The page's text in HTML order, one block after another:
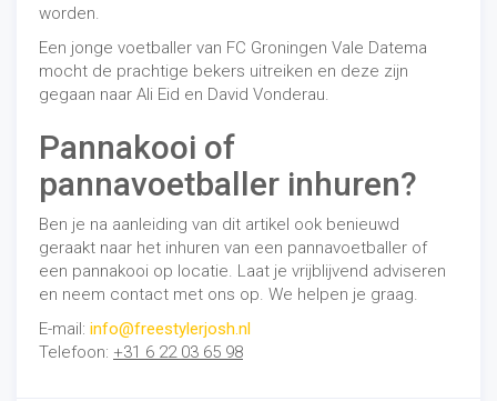
worden.
Een jonge voetballer van FC Groningen Vale Datema
mocht de prachtige bekers uitreiken en deze zijn
gegaan naar Ali Eid en David Vonderau.
Pannakooi of
pannavoetballer inhuren?
Ben je na aanleiding van dit artikel ook benieuwd
geraakt naar het inhuren van een pannavoetballer of
een pannakooi op locatie. Laat je vrijblijvend adviseren
en neem contact met ons op. We helpen je graag.
E-mail: info@freestylerjosh.nl
Telefoon: +31 6 22 03 65 98